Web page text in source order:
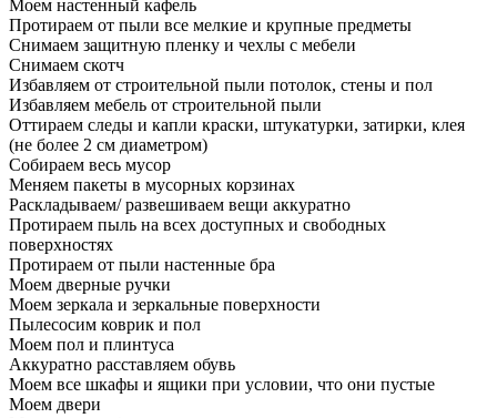
Моем настенный кафель
Протираем от пыли все мелкие и крупные предметы
Снимаем защитную пленку и чехлы с мебели
Снимаем скотч
Избавляем от строительной пыли потолок, стены и пол
Избавляем мебель от строительной пыли
Оттираем следы и капли краски, штукатурки, затирки, клея
(не более 2 см диаметром)
Собираем весь мусор
Меняем пакеты в мусорных корзинах
Раскладываем/ развешиваем вещи аккуратно
Протираем пыль на всех доступных и свободных
поверхностях
Протираем от пыли настенные бра
Моем дверные ручки
Моем зеркала и зеркальные поверхности
Пылесосим коврик и пол
Моем пол и плинтуса
Аккуратно расставляем обувь
Моем все шкафы и ящики при условии, что они пустые
Моем двери